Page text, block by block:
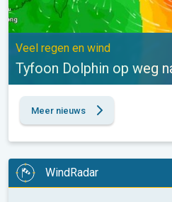
Veel regen en wind
Tyfoon Dolphin op weg
Meer nieuws
WindRadar